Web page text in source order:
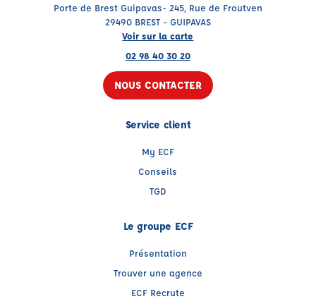
Porte de Brest Guipavas- 245, Rue de Froutven
29490 BREST - GUIPAVAS
Voir sur la carte
02 98 40 30 20
NOUS CONTACTER
Service client
My ECF
Conseils
TGD
Le groupe ECF
Présentation
Trouver une agence
ECF Recrute